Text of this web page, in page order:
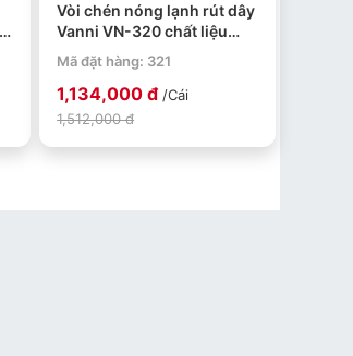
Vòi chén nóng lạnh rút dây
Vanni VN-320 chất liệu
inox SUS 304 mạ crome
Mã đặt hàng: 321
1,134,000 đ/Cái
1,512,000 đ